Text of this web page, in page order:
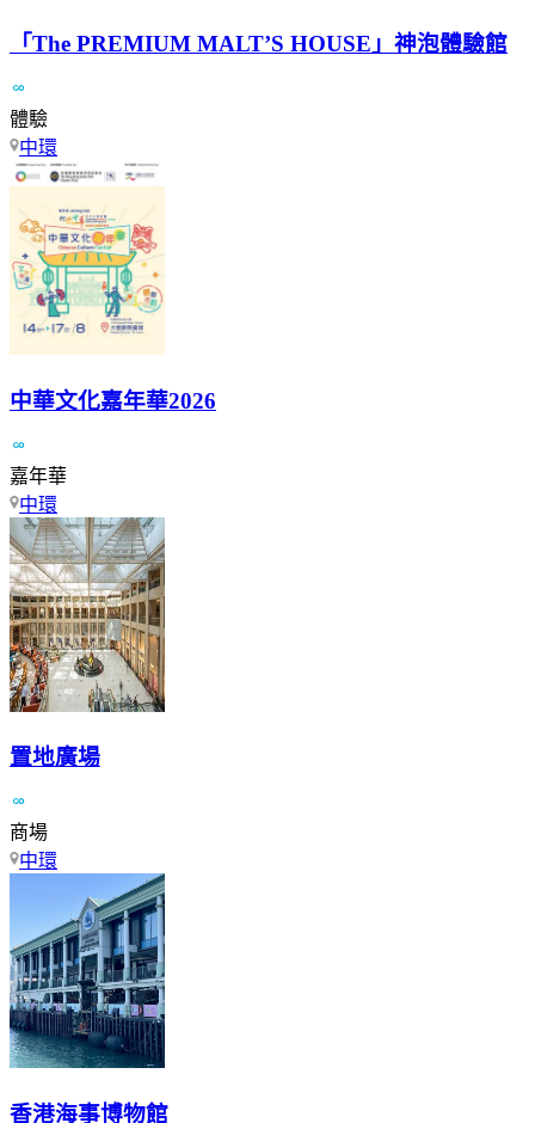
「The PREMIUM MALT’S HOUSE」神泡體驗館
體驗
中環
中華文化嘉年華2026
嘉年華
中環
置地廣場
商場
中環
香港海事博物館